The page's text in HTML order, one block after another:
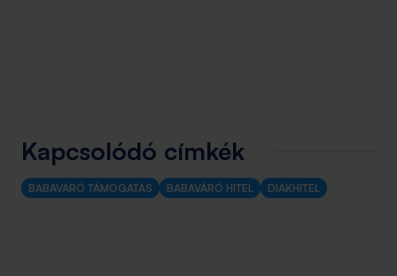
Kapcsolódó címkék
BABAVÁRÓ TÁMOGATÁS BABAVÁRÓ HITEL DIÁKHITEL